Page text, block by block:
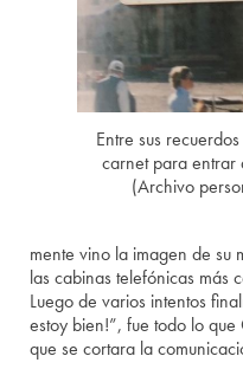
Entre sus
carnet para entrar
(Archivo
mente vino la imagen de su
las cabinas telefónicas más
Luego de varios intentos
estoy bien!”, fue todo lo
que se cortara la